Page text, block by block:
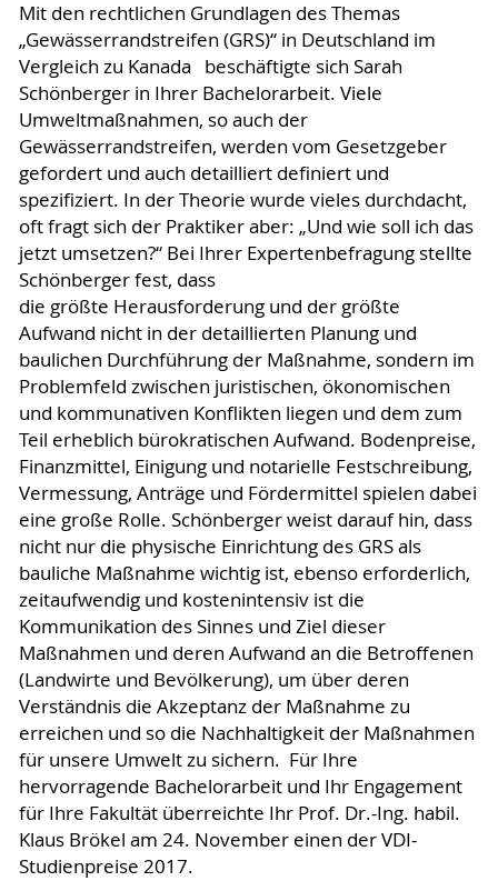
Mit den rechtlichen Grundlagen des Themas
„Gewässerrandstreifen (GRS)“ in Deutschland im
Vergleich zu Kanada beschäftigte sich Sarah
Schönberger in Ihrer Bachelorarbeit. Viele
Umweltmaßnahmen, so auch der
Gewässerrandstreifen, werden vom Gesetzgeber
gefordert und auch detailliert definiert und
spezifiziert. In der Theorie wurde vieles durchdacht,
oft fragt sich der Praktiker aber: „Und wie soll ich das
jetzt umsetzen?“ Bei Ihrer Expertenbefragung stellte
Schönberger fest, dass
die größte Herausforderung und der größte
Aufwand nicht in der detaillierten Planung und
baulichen Durchführung der Maßnahme, sondern im
Problemfeld zwischen juristischen, ökonomischen
und kommunativen Konflikten liegen und dem zum
Teil erheblich bürokratischen Aufwand. Bodenpreise,
Finanzmittel, Einigung und notarielle Festschreibung,
Vermessung, Anträge und Fördermittel spielen dabei
eine große Rolle. Schönberger weist darauf hin, dass
nicht nur die physische Einrichtung des GRS als
bauliche Maßnahme wichtig ist, ebenso erforderlich,
zeitaufwendig und kostenintensiv ist die
Kommunikation des Sinnes und Ziel dieser
Maßnahmen und deren Aufwand an die Betroffenen
(Landwirte und Bevölkerung), um über deren
Verständnis die Akzeptanz der Maßnahme zu
erreichen und so die Nachhaltigkeit der Maßnahmen
für unsere Umwelt zu sichern. Für Ihre
hervorragende Bachelorarbeit und Ihr Engagement
für Ihre Fakultät überreichte Ihr Prof. Dr.-Ing. habil.
Klaus Brökel am 24. November einen der VDI-
Studienpreise 2017.